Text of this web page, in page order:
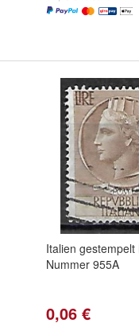
Italien gestempelt
Nummer 955A
0,06 €